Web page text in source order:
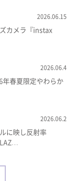
2026.06.15
カメラ『instax
2026.06.4
年春夏限定やわらか
2026.06.2
に映し反射率